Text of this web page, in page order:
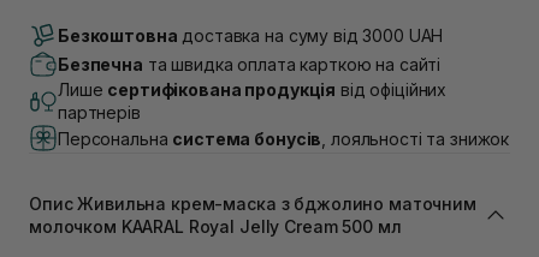
В наявності
Самовивіз м. Луцьк, вул. Винниченка 4
В наявності
Самовивіз м. Львів, вул. Академіка Підстригача, 1В
(Duck’s Lake)
В наявності
В наявності
Самовивіз м. Львів, вул. Степана Бандери 45
Безкоштовна доставка на суму від 3000 UAH
Безпечна та швидка оплата карткою на сайті
Лише сертифікована продукція від офіційних
партнерів
Персональна система бонусів , лояльності та знижок
Опис Живильна крем-маска з бджолино маточним
молочком KAARAL Royal Jelly Cream 500 мл